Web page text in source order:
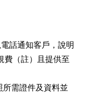
話通知客戶，說明
費（註）且提供至
需證件及資料並